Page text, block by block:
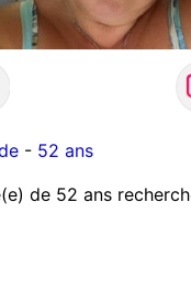
- 52 ans
de 52 ans